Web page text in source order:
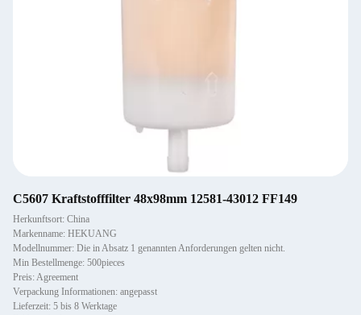
C5607 Kraftstofffilter 48x98mm 12581-43012 FF149
Herkunftsort: China
Markenname: HEKUANG
Modellnummer: Die in Absatz 1 genannten Anforderungen gelten nicht.
Min Bestellmenge: 500pieces
Preis: Agreement
Verpackung Informationen: angepasst
Lieferzeit: 5 bis 8 Werktage